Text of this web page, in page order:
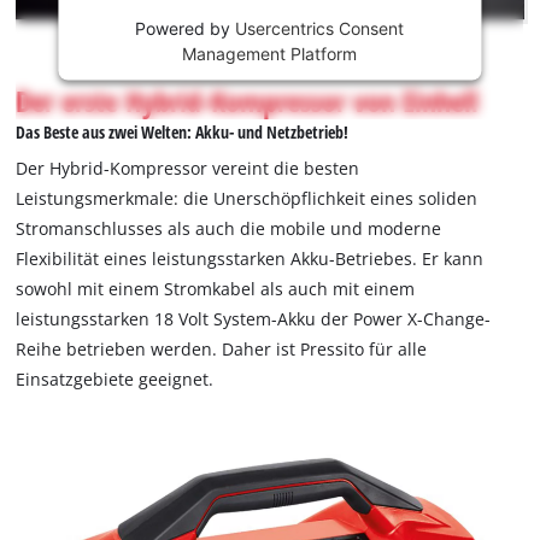
der Power X-Change-Familie, sowohl im Bereich Garten als
auch im Bereich Werkzeug, angewendet werden. Akkus und
Ladegeräte der Power X-Change-Familie sind separat im
Handel erhältlich.
content
permitted
to
due
to
trackers
that
are
not
disclosed
to
the
Powered by Usercentrics Consent
Management Platform
Der erste Hybrid-Kompressor von Einhell
Das Beste aus zwei Welten: Akku- und Netzbetrieb!
Der Hybrid-Kompressor vereint die besten
Leistungsmerkmale: die Unerschöpflichkeit eines soliden
Stromanschlusses als auch die mobile und moderne
Flexibilität eines leistungsstarken Akku-Betriebes. Er kann
sowohl mit einem Stromkabel als auch mit einem
leistungsstarken 18 Volt System-Akku der Power X-Change-
Reihe betrieben werden. Daher ist Pressito für alle
Einsatzgebiete geeignet.